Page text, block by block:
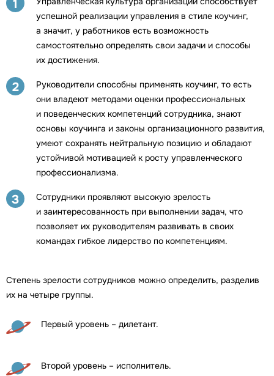
1
успешной реализации управления в стиле коучинг,
а значит, у работников есть возможность
самостоятельно определять свои задачи и способы
их достижения.
2
Руководители способны применять коучинг, то есть
они владеют методами оценки профессиональных
и поведенческих компетенций сотрудника, знают
основы коучинга и законы организационного развития,
умеют сохранять нейтральную позицию и обладают
устойчивой мотивацией к росту управленческого
профессионализма.
3
Сотрудники проявляют высокую зрелость
и заинтересованность при выполнении задач, что
позволяет их руководителям развивать в своих
командах гибкое лидерство по компетенциям.
Степень зрелости сотрудников можно определить, разделив
их на четыре группы.
Первый уровень – дилетант.
Второй уровень – исполнитель.